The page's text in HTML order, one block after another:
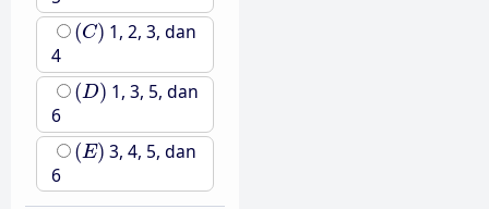
(C)
(C) 1, 2, 3, dan
4
(D)
(D) 1, 3, 5, dan
6
(E)
(E) 3, 4, 5, dan
6